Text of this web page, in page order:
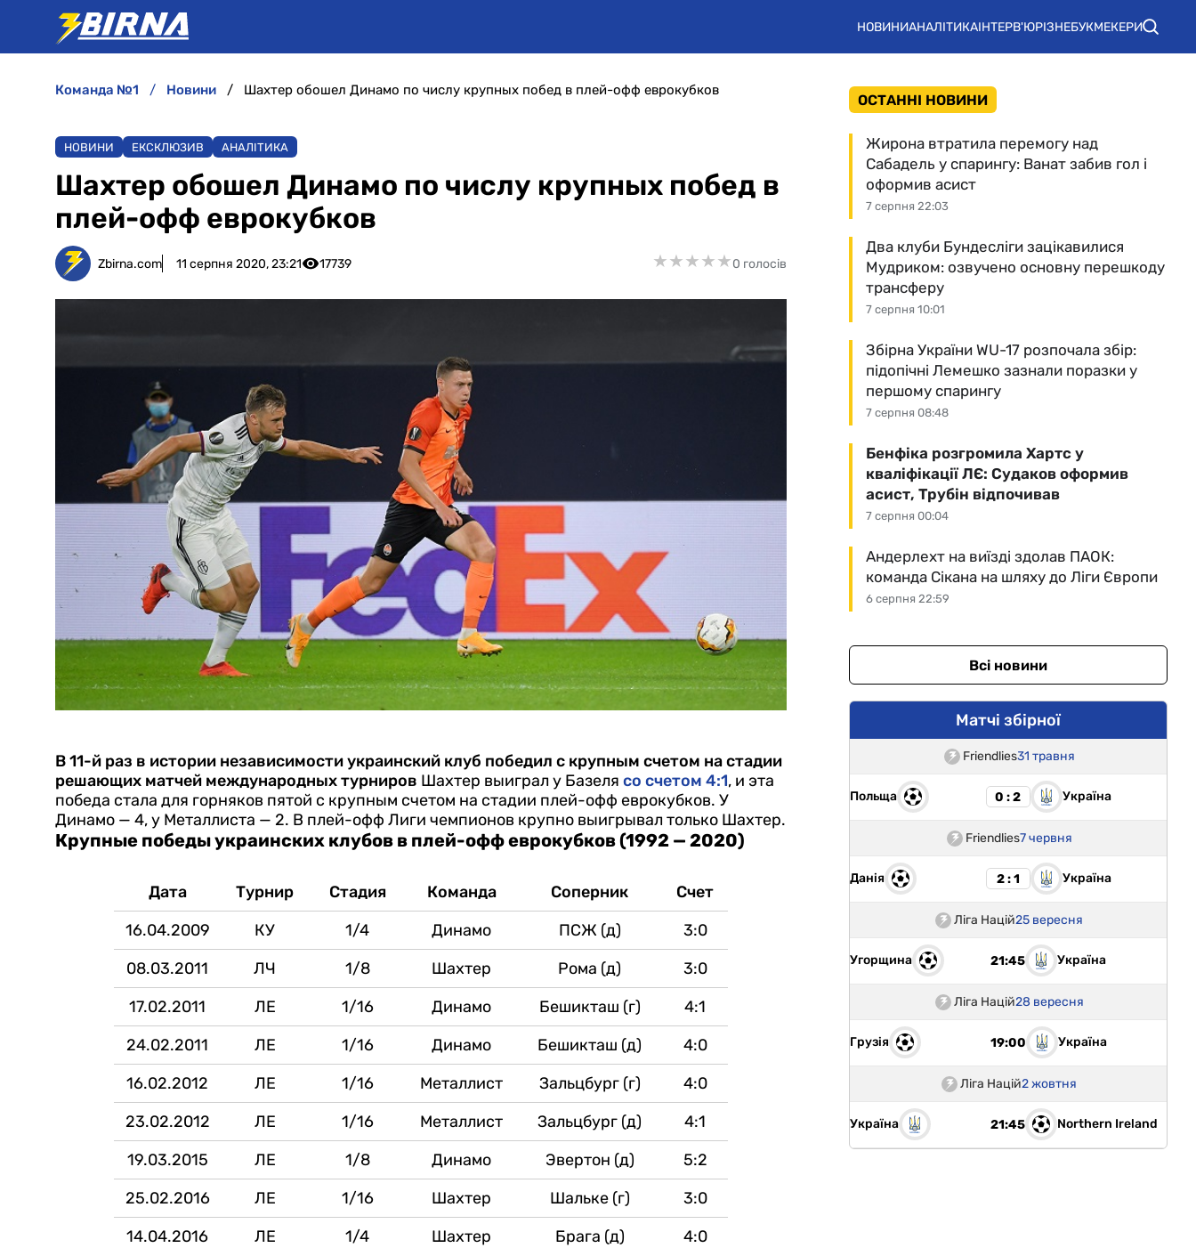
НОВИНИАНАЛІТИКАІНТЕРВ'ЮРІЗНЕБУКМЕКЕРИ
команда №1 новини Шахтер обошел Динамо по числу крупных побед в плей-офф еврокубков
НОВИНИ ЕКСКЛЮЗИВ АНАЛІТИКА
Шахтер обошел Динамо по числу крупных побед в
плей-офф еврокубков
Zbirna.com 11 серпня 2020, 23:21 17739 ★★★★★
★★★★★0 голосів
В 11-й раз в истории независимости украинский клуб победил с крупным счетом на стадии
решающих матчей международных турниров Шахтер выиграл у Базеля со счетом 4:1, и эта
победа стала для горняков пятой с крупным счетом на стадии плей-офф еврокубков. У
Динамо — 4, у Металлиста — 2. В плей-офф Лиги чемпионов крупно выигрывал только Шахтер.
Крупные победы украинских клубов в плей-офф еврокубков (1992 — 2020)
Дата Турнир Стадия Команда Соперник
Счет
16.04.2009
КУ 1/4 Динамо ПСЖ (д)
3:0
08.03.2011
ЛЧ 1/8 Шахтер Рома (д)
3:0
17.02.2011
ЛЕ 1/16 Динамо Бешикташ (г)
4:1
24.02.2011
ЛЕ 1/16 Динамо Бешикташ (д)
4:0
16.02.2012
ЛЕ 1/16 Металлист Зальцбург (г)
4:0
23.02.2012
ЛЕ 1/16 Металлист Зальцбург (д)
4:1
19.03.2015
ЛЕ 1/8 Динамо Эвертон (д)
5:2
25.02.2016
ЛЕ 1/16 Шахтер Шальке (г)
3:0
14.04.2016
ЛЕ 1/4 Шахтер Брага (д)
4:0
ОСТАННІ НОВИНИ
7 серпня 22:03
Жирона втратила перемогу над
Сабадель у спарингу: Ванат забив гол і
оформив асист
7 серпня 10:01
Два клуби Бундесліги зацікавилися
Мудриком: озвучено основну перешкоду
трансферу
7 серпня 08:48
Збірна України WU-17 розпочала збір:
підопічні Лемешко зазнали поразки у
першому спарингу
7 серпня 00:04
Бенфіка розгромила Хартс у
кваліфікації ЛЄ: Судаков оформив
асист, Трубін відпочивав
6 серпня 22:59
Андерлехт на виїзді здолав ПАОК:
команда Сікана на шляху до Ліги Європи
Всі новини
Матчі збірної
Friendlies31 травня
Польща 0 : 2 Україна
Friendlies7 червня
Данія 2 : 1 Україна
Ліга Націй25 вересня
Угорщина 21:45 Україна
Ліга Націй28 вересня
Грузія 19:00 Україна
Ліга Націй2 жовтня
Україна 21:45 Northern Ireland